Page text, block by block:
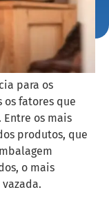
para os
os fatores que
os mais
produtos, que
o mais